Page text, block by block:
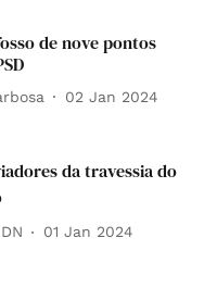
de nove pontos
02 Jan 2024
da travessia do
01 Jan 2024